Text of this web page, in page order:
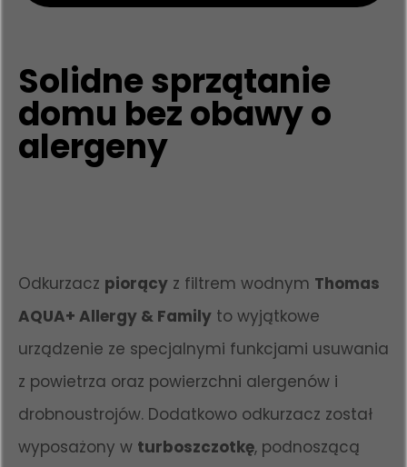
Solidne sprzątanie
domu bez obawy o
alergeny
Odkurzacz piorący z filtrem wodnym Thomas
AQUA+ Allergy & Family to wyjątkowe
urządzenie ze specjalnymi funkcjami usuwania
z powietrza oraz powierzchni alergenów i
drobnoustrojów. Dodatkowo odkurzacz został
wyposażony w turboszczotkę, podnoszącą